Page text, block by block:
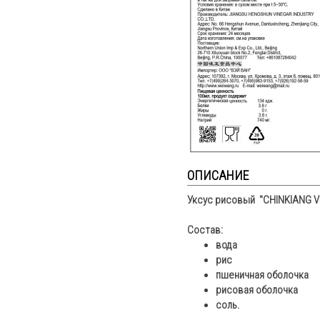
ОПИСАНИЕ
Уксус рисовый "CHINKIANG
Состав:
вода
рис
пшеничная оболочка
рисовая оболочка
соль.